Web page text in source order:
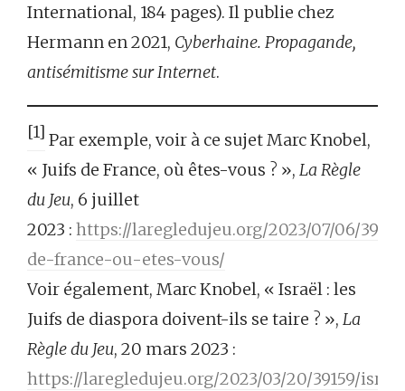
International, 184 pages). Il publie chez
Hermann en 2021, Cyberhaine. Propagande,
antisémitisme sur Internet.
[1] Par exemple, voir à ce sujet Marc Knobel,
« Juifs de France, où êtes-vous ? », La Règle
du Jeu, 6 juillet
2023 : https://laregledujeu.org/2023/07/06/
de-france-ou-etes-vous/
Voir également, Marc Knobel, « Israël : les
Juifs de diaspora doivent-ils se taire ? », La
Règle du Jeu, 20 mars 2023 :
https://laregledujeu.org/2023/03/20/39159/